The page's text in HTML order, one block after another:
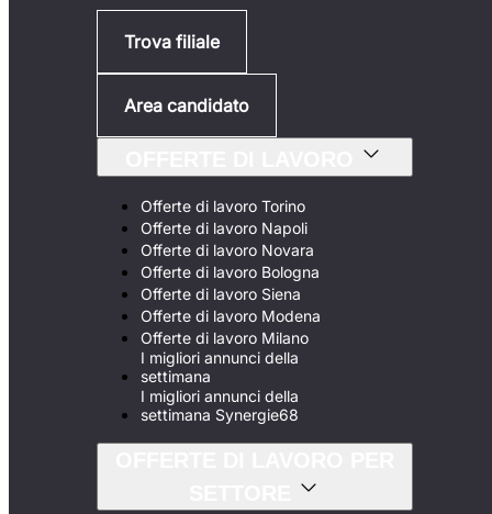
Trova filiale
Area candidato
Offerte di lavoro Torino
Offerte di lavoro Napoli
Offerte di lavoro Novara
Offerte di lavoro Bologna
Offerte di lavoro Siena
Offerte di lavoro Modena
Offerte di lavoro Milano
I migliori annunci della
settimana
I migliori annunci della
settimana Synergie68